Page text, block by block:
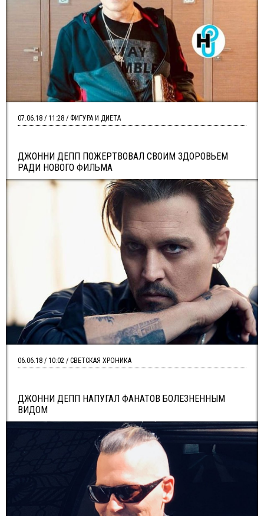
ДЖОННИ ДЕПП ПОЖЕРТВОВАЛ СВОИМ ЗДОРОВЬЕМ
РАДИ НОВОГО ФИЛЬМА
07.06.18 / 11:28 / ФИГУРА И ДИЕТА
ДЖОННИ ДЕПП НАПУГАЛ ФАНАТОВ БОЛЕЗНЕННЫМ
ВИДОМ
06.06.18 / 10:02 / СВЕТСКАЯ ХРОНИКА